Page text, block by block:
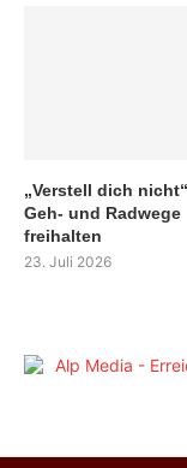
„Verstell dich
Geh- und Radwege
freihalten
23. Juli 2026